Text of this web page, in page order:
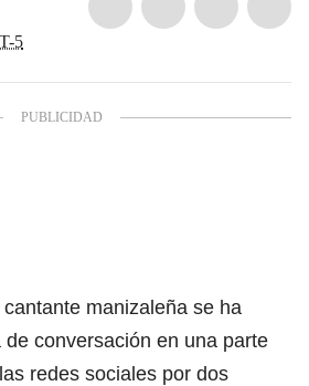
5
manizaleña se ha
conversación en una parte
redes sociales por dos